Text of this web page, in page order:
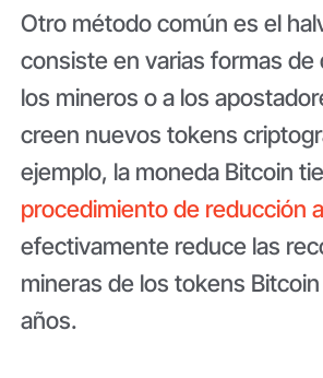
Otro método común es el
consiste en varias formas de
los mineros o a los
creen nuevos tokens
ejemplo, la moneda Bitcoin
procedimiento de reducción
efectivamente reduce las
mineras de los tokens
años.